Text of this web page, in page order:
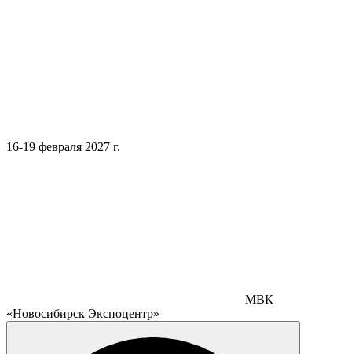
16-19 февраля 2027 г.
МВК
«Новосибирск Экспоцентр»